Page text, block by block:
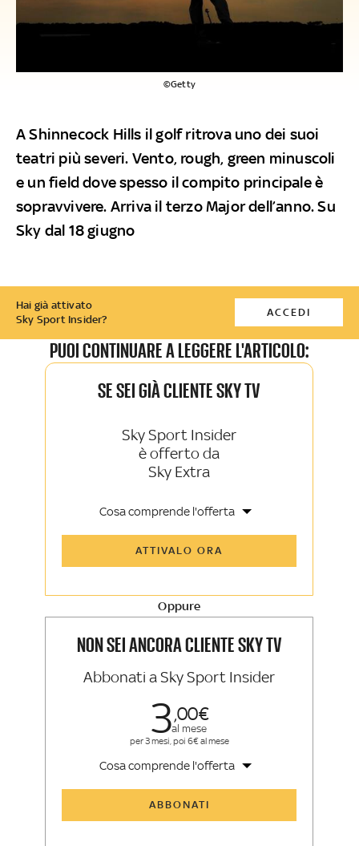
©Getty
A Shinnecock Hills il golf ritrova uno dei suoi
teatri più severi. Vento, rough, green minuscoli
e un field dove spesso il compito principale è
sopravvivere. Arriva il terzo Major dell’anno. Su
Sky dal 18 giugno
Hai già attivato
Sky Sport Insider?
ACCEDI
PUOI CONTINUARE A LEGGERE L'ARTICOLO:
SE SEI GIÀ CLIENTE SKY TV
Sky Sport Insider
è offerto da
Sky Extra
Cosa comprende l'offerta
Sky TG24 Insider
Sport e Sky TG24
La newsletter esclusiva di Sky Sport
ATTIVALO ORA
Oppure
NON SEI ANCORA CLIENTE SKY TV
Abbonati a Sky Sport Insider
300
al mese
per 3 mesi, poi 6€ al mese
Cosa comprende l'offerta
ABBONATI